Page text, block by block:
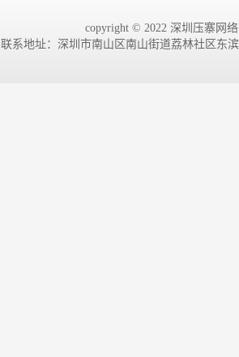
copyright © 2022 深圳压寨网
联系地址：深圳市南山区南山街道荔林社区东